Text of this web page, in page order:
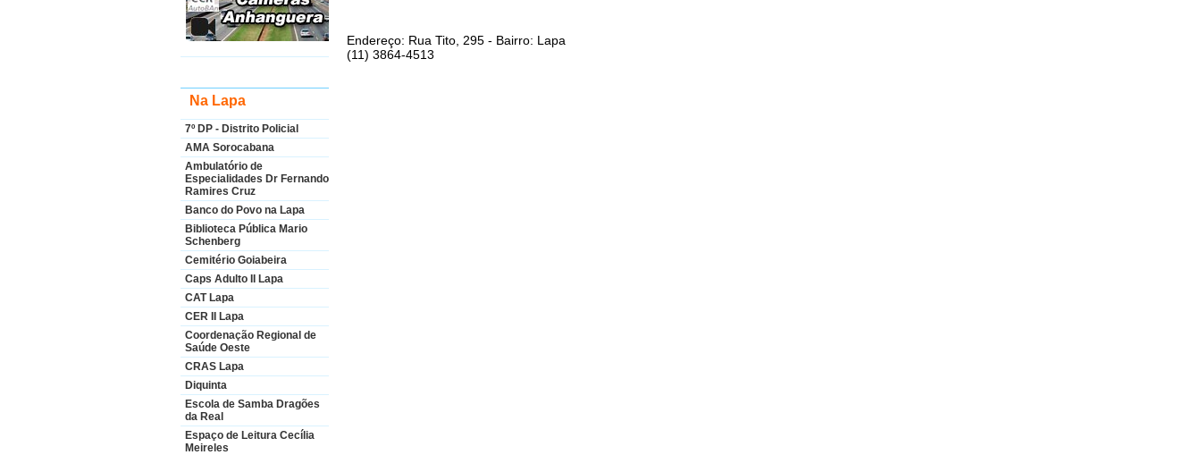
Na Lapa
7º DP - Distrito Policial
AMA Sorocabana
Ambulatório de
Especialidades Dr Fernando
Ramires Cruz
Banco do Povo na Lapa
Biblioteca Pública Mario
Schenberg
Cemitério Goiabeira
Caps Adulto II Lapa
CAT Lapa
CER II Lapa
Coordenação Regional de
Saúde Oeste
CRAS Lapa
Diquinta
Escola de Samba Dragões
da Real
Espaço de Leitura Cecília
Meireles
Endereço: Rua Tito, 295 - Bairro: Lapa
(11) 3864-4513